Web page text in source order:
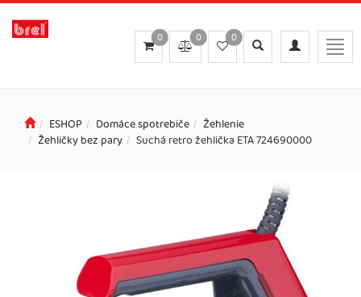
Toggle
navigation
Toggle
search
0
0
0
ESHOP Domáce spotrebiče
Žehlenie
Žehličky bez pary
Suchá retro žehlička ETA 724690000